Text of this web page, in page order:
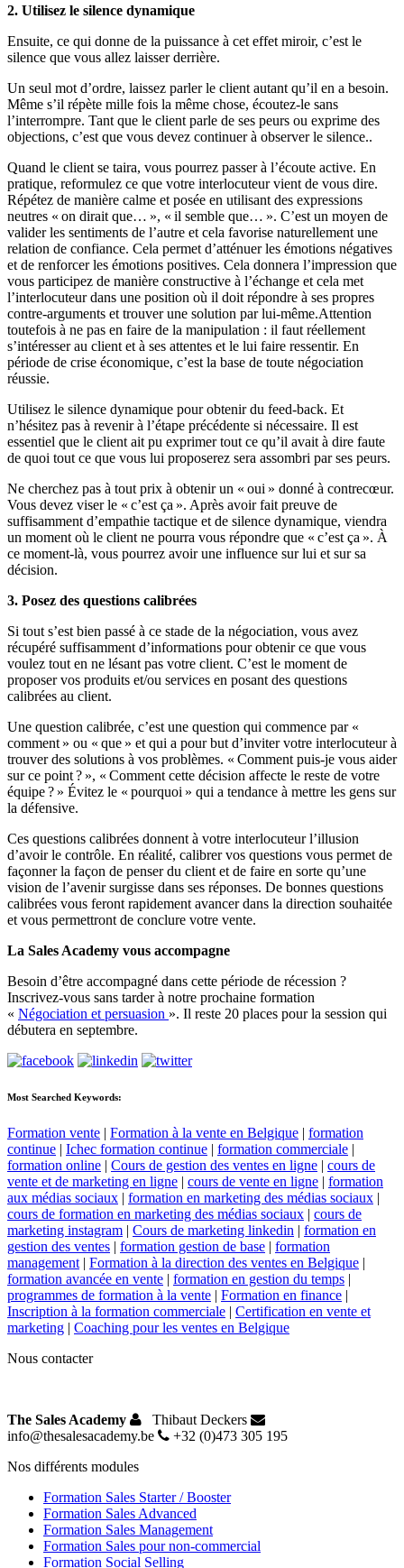
2. Utilisez le silence dynamique
Ensuite, ce qui donne de la puissance à cet effet miroir, c’est le
silence que vous allez laisser derrière.
Un seul mot d’ordre, laissez parler le client autant qu’il en a besoin.
Même s’il répète mille fois la même chose, écoutez-le sans
l’interrompre. Tant que le client parle de ses peurs ou exprime des
objections, c’est que vous devez continuer à observer le silence..
Quand le client se taira, vous pourrez passer à l’écoute active. En
pratique, reformulez ce que votre interlocuteur vient de vous dire.
Répétez de manière calme et posée en utilisant des expressions
neutres « on dirait que… », « il semble que… ». C’est un moyen de
valider les sentiments de l’autre et cela favorise naturellement une
relation de confiance. Cela permet d’atténuer les émotions négatives
et de renforcer les émotions positives. Cela donnera l’impression que
vous participez de manière constructive à l’échange et cela met
l’interlocuteur dans une position où il doit répondre à ses propres
contre-arguments et trouver une solution par lui-même.Attention
toutefois à ne pas en faire de la manipulation : il faut réellement
s’intéresser au client et à ses attentes et le lui faire ressentir. En
période de crise économique, c’est la base de toute négociation
réussie.
Utilisez le silence dynamique pour obtenir du feed-back. Et
n’hésitez pas à revenir à l’étape précédente si nécessaire. Il est
essentiel que le client ait pu exprimer tout ce qu’il avait à dire faute
de quoi tout ce que vous lui proposerez sera assombri par ses peurs.
Ne cherchez pas à tout prix à obtenir un « oui » donné à contrecœur.
Vous devez viser le « c’est ça ». Après avoir fait preuve de
suffisamment d’empathie tactique et de silence dynamique, viendra
un moment où le client ne pourra vous répondre que « c’est ça ». À
ce moment-là, vous pourrez avoir une influence sur lui et sur sa
décision.
3. Posez des questions calibrées
Si tout s’est bien passé à ce stade de la négociation, vous avez
récupéré suffisamment d’informations pour obtenir ce que vous
voulez tout en ne lésant pas votre client. C’est le moment de
proposer vos produits et/ou services en posant des questions
calibrées au client.
Une question calibrée, c’est une question qui commence par «
comment » ou « que » et qui a pour but d’inviter votre interlocuteur à
trouver des solutions à vos problèmes. « Comment puis-je vous aider
sur ce point ? », « Comment cette décision affecte le reste de votre
équipe ? » Évitez le « pourquoi » qui a tendance à mettre les gens sur
la défensive.
Ces questions calibrées donnent à votre interlocuteur l’illusion
d’avoir le contrôle. En réalité, calibrer vos questions vous permet de
façonner la façon de penser du client et de faire en sorte qu’une
vision de l’avenir surgisse dans ses réponses. De bonnes questions
calibrées vous feront rapidement avancer dans la direction souhaitée
et vous permettront de conclure votre vente.
La Sales Academy vous accompagne
Besoin d’être accompagné dans cette période de récession ?
Inscrivez-vous sans tarder à notre prochaine formation
« Négociation et persuasion ». Il reste 20 places pour la session qui
débutera en septembre.
Most Searched Keywords:
Formation vente | Formation à la vente en Belgique | formation
continue | Ichec formation continue | formation commerciale |
formation online | Cours de gestion des ventes en ligne | cours de
vente et de marketing en ligne | cours de vente en ligne | formation
aux médias sociaux | formation en marketing des médias sociaux |
cours de formation en marketing des médias sociaux | cours de
marketing instagram | Cours de marketing linkedin | formation en
gestion des ventes | formation gestion de base | formation
management | Formation à la direction des ventes en Belgique |
formation avancée en vente | formation en gestion du temps |
programmes de formation à la vente | Formation en finance |
Inscription à la formation commerciale | Certification en vente et
marketing | Coaching pour les ventes en Belgique
Nous contacter
The Sales Academy
Thibaut Deckers
info@thesalesacademy.be
+32 (0)473 305 195
Nos différents modules
Formation Sales Starter / Booster
Formation Sales Advanced
Formation Sales Management
Formation Sales pour non-commercial
Formation Social Selling